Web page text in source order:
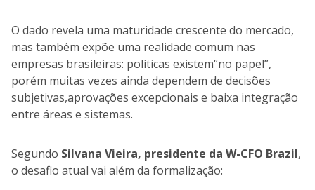
O dado revela uma maturidade crescente do mercado,
mas também expõe uma realidade comum nas
empresas brasileiras: políticas existem“no papel”,
porém muitas vezes ainda dependem de decisões
subjetivas,aprovações excepcionais e baixa integração
entre áreas e sistemas.
Segundo Silvana Vieira, presidente da W-CFO Brazil,
o desafio atual vai além da formalização: